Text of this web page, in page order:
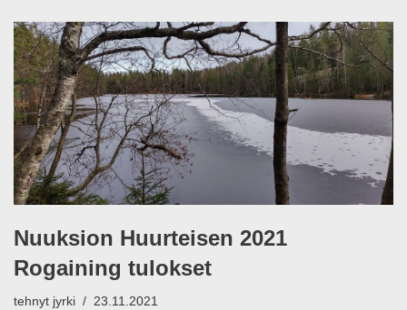
Nuuksion Huurteisen 2021
Rogaining tulokset
tehnyt jyrki 23.11.2021